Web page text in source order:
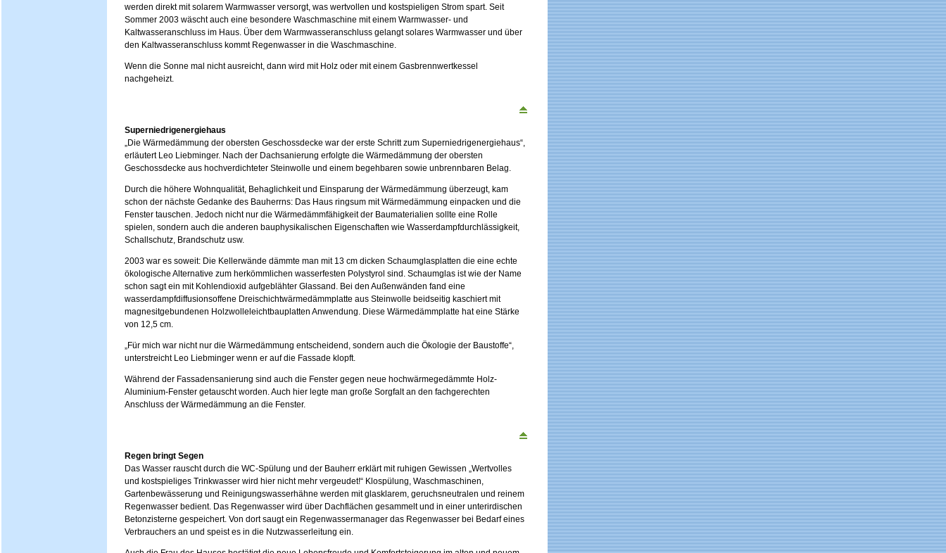
werden direkt mit solarem Warmwasser versorgt, was wertvollen und kostspieligen Strom spart. Seit
Sommer 2003 wäscht auch eine besondere Waschmaschine mit einem Warmwasser- und
Kaltwasseranschluss im Haus. Über dem Warmwasseranschluss gelangt solares Warmwasser und über
den Kaltwasseranschluss kommt Regenwasser in die Waschmaschine.
Wenn die Sonne mal nicht ausreicht, dann wird mit Holz oder mit einem Gasbrennwertkessel
nachgeheizt.
Superniedrigenergiehaus
„Die Wärmedämmung der obersten Geschossdecke war der erste Schritt zum Superniedrigenergiehaus“,
erläutert Leo Liebminger. Nach der Dachsanierung erfolgte die Wärmedämmung der obersten
Geschossdecke aus hochverdichteter Steinwolle und einem begehbaren sowie unbrennbaren Belag.
Durch die höhere Wohnqualität, Behaglichkeit und Einsparung der Wärmedämmung überzeugt, kam
schon der nächste Gedanke des Bauherrns: Das Haus ringsum mit Wärmedämmung einpacken und die
Fenster tauschen. Jedoch nicht nur die Wärmedämmfähigkeit der Baumaterialien sollte eine Rolle
spielen, sondern auch die anderen bauphysikalischen Eigenschaften wie Wasserdampfdurchlässigkeit,
Schallschutz, Brandschutz usw.
2003 war es soweit: Die Kellerwände dämmte man mit 13 cm dicken Schaumglasplatten die eine echte
ökologische Alternative zum herkömmlichen wasserfesten Polystyrol sind. Schaumglas ist wie der Name
schon sagt ein mit Kohlendioxid aufgeblähter Glassand. Bei den Außenwänden fand eine
wasserdampfdiffusionsoffene Dreischichtwärmedämmplatte aus Steinwolle beidseitig kaschiert mit
magnesitgebundenen Holzwolleleichtbauplatten Anwendung. Diese Wärmedämmplatte hat eine Stärke
von 12,5 cm.
„Für mich war nicht nur die Wärmedämmung entscheidend, sondern auch die Ökologie der Baustoffe“,
unterstreicht Leo Liebminger wenn er auf die Fassade klopft.
Während der Fassadensanierung sind auch die Fenster gegen neue hochwärmegedämmte Holz-
Aluminium-Fenster getauscht worden. Auch hier legte man große Sorgfalt an den fachgerechten
Anschluss der Wärmedämmung an die Fenster.
Regen bringt Segen
Das Wasser rauscht durch die WC-Spülung und der Bauherr erklärt mit ruhigen Gewissen „Wertvolles
und kostspieliges Trinkwasser wird hier nicht mehr vergeudet!“ Klospülung, Waschmaschinen,
Gartenbewässerung und Reinigungswasserhähne werden mit glasklarem, geruchsneutralen und reinem
Regenwasser bedient. Das Regenwasser wird über Dachflächen gesammelt und in einer unterirdischen
Betonzisterne gespeichert. Von dort saugt ein Regenwassermanager das Regenwasser bei Bedarf eines
Verbrauchers an und speist es in die Nutzwasserleitung ein.